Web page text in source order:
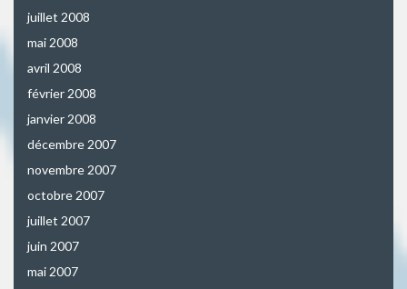
juillet 2008
mai 2008
avril 2008
février 2008
janvier 2008
décembre 2007
novembre 2007
octobre 2007
juillet 2007
juin 2007
mai 2007